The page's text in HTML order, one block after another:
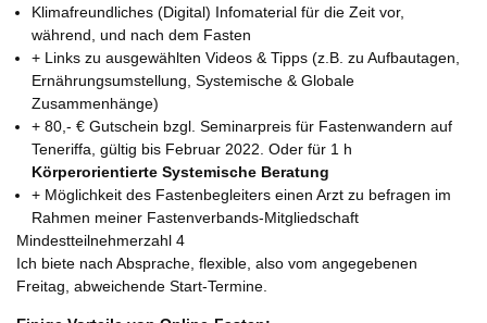
Klimafreundliches (Digital) Infomaterial für die Zeit vor,
während, und nach dem Fasten
+ Links zu ausgewählten Videos & Tipps (z.B. zu Aufbautagen,
Ernährungsumstellung, Systemische & Globale
Zusammenhänge)
+ 80,- € Gutschein bzgl. Seminarpreis für Fastenwandern auf
Teneriffa, gültig bis Februar 2022. Oder für 1 h
Körperorientierte Systemische Beratung
+ Möglichkeit des Fastenbegleiters einen Arzt zu befragen im
Rahmen meiner Fastenverbands-Mitgliedschaft
Mindestteilnehmerzahl 4
Ich biete nach Absprache, flexible, also vom angegebenen
Freitag, abweichende Start-Termine.